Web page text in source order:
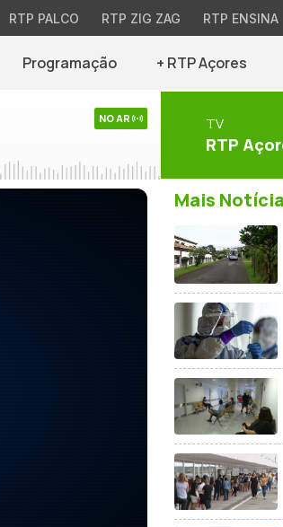
RTP PALCO RTP ZIG ZAG RTP ENSINA
Programação + RTP Açores
NO AR TV
RTP
Mais